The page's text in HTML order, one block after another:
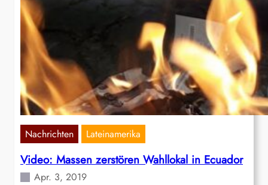
Nachrichten Lateinamerika
Video: Massen zerstören Wahllokal in Ecuador
Apr. 3, 2019